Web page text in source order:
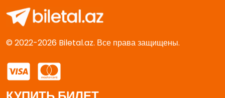
© 2022-2026 Biletal.az. Все права защищены.